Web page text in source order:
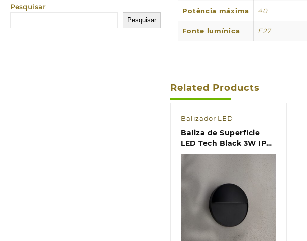
Pesquisar
Pesquisar
Potência máxima 40
Fonte lumínica E27
Related Products
Balizador LED
Baliza de Superfície
LED Tech Black 3W IP54
CCT
Quick view